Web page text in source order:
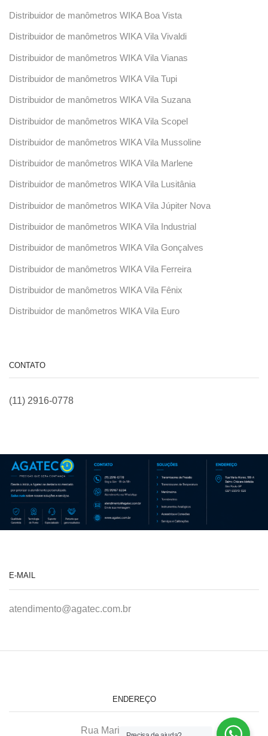
Distribuidor de manômetros WIKA Boa Vista
Distribuidor de manômetros WIKA Vila Vivaldi
Distribuidor de manômetros WIKA Vila Vianas
Distribuidor de manômetros WIKA Vila Tupi
Distribuidor de manômetros WIKA Vila Suzana
Distribuidor de manômetros WIKA Vila Scopel
Distribuidor de manômetros WIKA Vila Mussoline
Distribuidor de manômetros WIKA Vila Marlene
Distribuidor de manômetros WIKA Vila Lusitânia
Distribuidor de manômetros WIKA Vila Júpiter Nova
Distribuidor de manômetros WIKA Vila Industrial
Distribuidor de manômetros WIKA Vila Gonçalves
Distribuidor de manômetros WIKA Vila Ferreira
Distribuidor de manômetros WIKA Vila Fênix
Distribuidor de manômetros WIKA Vila Euro
CONTATO
(11) 2916-0778
E-MAIL
atendimento@agatec.com.br
ENDEREÇO
Rua Maria Afonso, 166-A